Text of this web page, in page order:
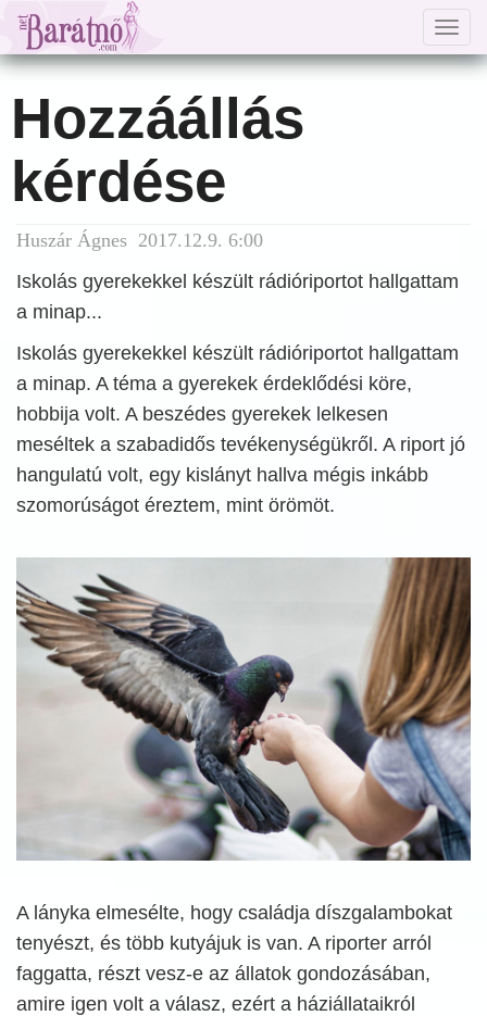
Hozzáállás
kérdése
Huszár Ágnes 2017.12.9. 6:00
Iskolás gyerekekkel készült rádióriportot hallgattam
a minap...
Iskolás gyerekekkel készült rádióriportot hallgattam
a minap. A téma a gyerekek érdeklődési köre,
hobbija volt. A beszédes gyerekek lelkesen
meséltek a szabadidős tevékenységükről. A riport jó
hangulatú volt, egy kislányt hallva mégis inkább
szomorúságot éreztem, mint örömöt.
A lányka elmesélte, hogy családja díszgalambokat
tenyészt, és több kutyájuk is van. A riporter arról
faggatta, részt vesz-e az állatok gondozásában,
amire igen volt a válasz, ezért a háziállataikról